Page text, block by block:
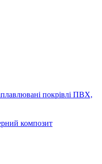
покрівлі ПВХ,
композит